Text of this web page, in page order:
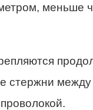
меньше
стержни между